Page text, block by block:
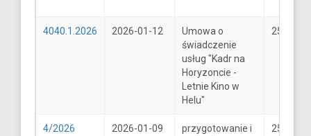
4040.1.2026 2026-01-12
Umowa o
świadczenie
usług "Kadr na
Horyzoncie -
Letnie Kino w
Helu"
25600
4/2026 2026-01-09
przygotowanie i
25